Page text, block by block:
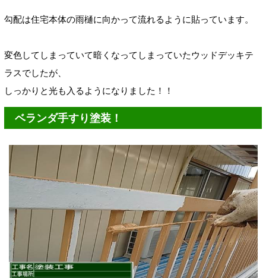
勾配は住宅本体の雨樋に向かって流れるように貼っています。
変色してしまっていて暗くなってしまっていたウッドデッキテ
ラスでしたが、
しっかりと光も入るようになりました！！
ベランダ手すり塗装！